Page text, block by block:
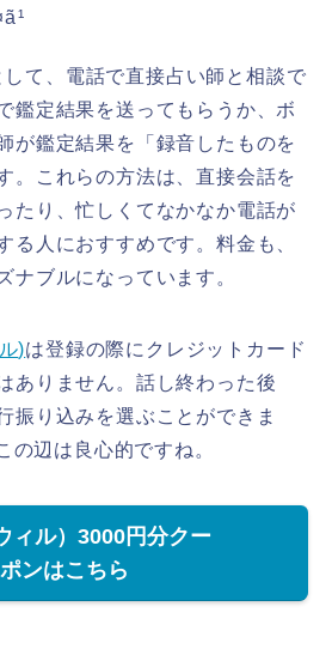
して、電話で直接占い師と相談で
鑑定結果を送ってもらうか、ボ
が鑑定結果を「録音したものを
。これらの方法は、直接会話を
たり、忙しくてなかなか電話が
る人におすすめです。料金も、
ナブルになっています。
)は登録の際にクレジットカード
ありません。話し終わった後
振り込みを選ぶことができま
辺は良心的ですね。
ィル）3000円分クー
ポンはこちら